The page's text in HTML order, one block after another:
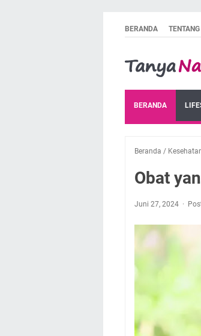
BERANDA TENTANG
BERANDA
Beranda /
Obat
Juni 27, 2024